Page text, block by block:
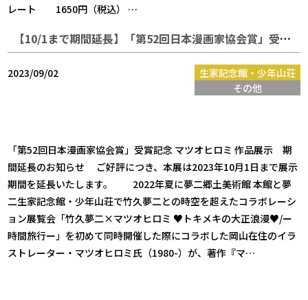
レート 1650円（税込） …
【10/1まで期間延長】「第52回日本漫画家協会賞」受賞記念 マツオヒロミ 作品展示
2023/09/02
生家記念館・少年山荘
その他
「第52回日本漫画家協会賞」受賞記念 マツオヒロミ 作品展示 期
間延長のお知らせ ご好評につき、本展は2023年10月1日まで展示
期間を延長いたします。 2022年夏に夢二郷土美術館 本館と夢
二生家記念館・少年山荘で竹久夢二との時空を超えたコラボレーシ
ョン展覧会「竹久夢二×マツオヒロミ ♥トキメキの大正浪漫♥/ー
時間旅行ー」を初めて同時開催した際にコラボした岡山在住のイラ
ストレーター・マツオヒロミ氏（1980-）が、著作『マ…